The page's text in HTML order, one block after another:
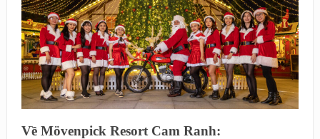
Về Mövenpick Resort Cam Ranh: